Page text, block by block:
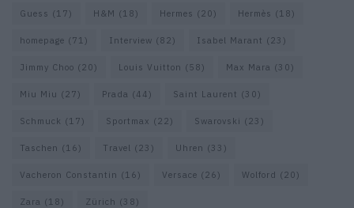
Guess (17) H&M (18) Hermes (20) Hermès (18)
homepage (71) Interview (82) Isabel Marant (23)
Jimmy Choo (20) Louis Vuitton (58) Max Mara (30)
Miu Miu (27) Prada (44) Saint Laurent (30)
Schmuck (17) Sportmax (22) Swarovski (23)
Taschen (16) Travel (23) Uhren (33)
Vacheron Constantin (16) Versace (26) Wolford (20)
Zara (18) Zürich (38)